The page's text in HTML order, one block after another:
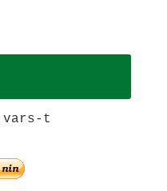
vars-t